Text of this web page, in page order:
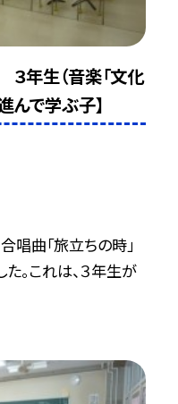
３年生（音楽「文化
んで学ぶ子】
唱曲「旅立ちの時」
。これは、３年生が